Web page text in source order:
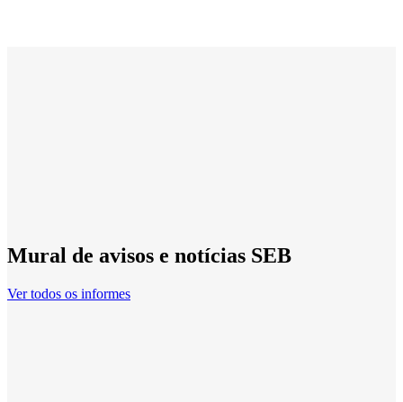
Mural de avisos e notícias SEB
Ver todos os informes